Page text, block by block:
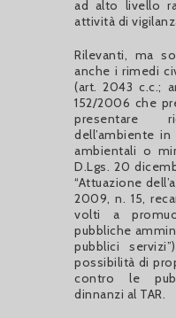
ad alto livello
attività di
Rilevanti, ma
anche i rimedi
(art. 2043 c.c.;
152/2006 che
presentare
dell’ambiente
ambientali o
D.Lgs. 20
“Attuazione
2009, n. 15,
volti a
pubbliche
pubblici
possibilità di
contro le
dinnanzi al TAR.